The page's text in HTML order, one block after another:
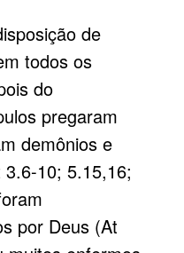
de
todos os
do
pregaram
demônios e
10; 5.15,16;
por Deus (At